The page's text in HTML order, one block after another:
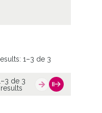
1–3 de 3
de 3
results